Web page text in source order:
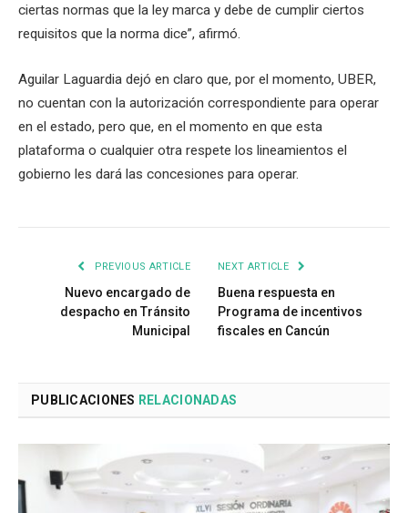
ciertas normas que la ley marca y debe de cumplir ciertos
requisitos que la norma dice”, afirmó.
Aguilar Laguardia dejó en claro que, por el momento, UBER,
no cuentan con la autorización correspondiente para operar
en el estado, pero que, en el momento en que esta
plataforma o cualquier otra respete los lineamientos el
gobierno les dará las concesiones para operar.
PREVIOUS ARTICLE
Nuevo encargado de
despacho en Tránsito
Municipal
NEXT ARTICLE
Buena respuesta en
Programa de incentivos
fiscales en Cancún
PUBLICACIONES RELACIONADAS